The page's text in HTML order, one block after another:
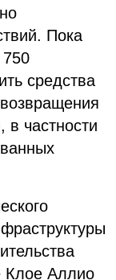
Пока
средства
в частности
Клое Аллио